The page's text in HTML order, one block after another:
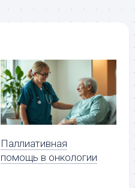
Паллиативная
помощь в онкологии